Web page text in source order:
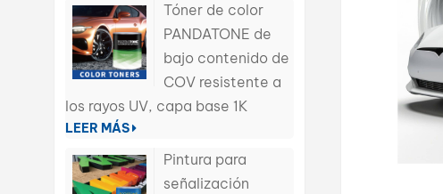
Tóner de color
PANDATONE de
bajo contenido de
COV resistente a
los rayos UV, capa base 1K
LEER MÁS
Pintura para
señalización